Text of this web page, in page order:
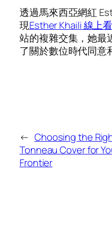
透過馬來西亞網紅
現Esther Khaili 線上
站的複雜交集，她最
了關於數位時代同意
← Choosing the
Tonneau Cover for
Frontier